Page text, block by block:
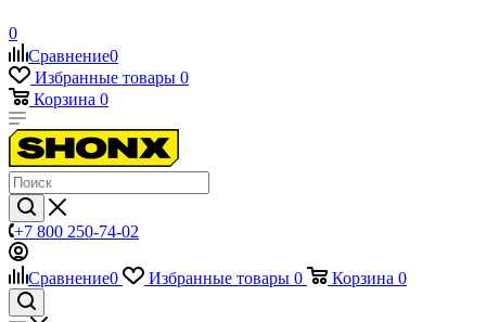
0
Сравнение0
Избранные товары 0
Корзина 0
+7 800 250-74-02
Сравнение0 Избранные товары 0 Корзина 0